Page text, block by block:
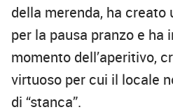
della merenda, ha creato
per la pausa pranzo e ha
momento dell’aperitivo,
virtuoso per cui il locale
di “stanca”.